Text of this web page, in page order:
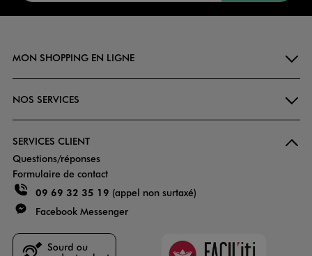
MON SHOPPING EN LIGNE
NOS SERVICES
SERVICES CLIENT
Questions/réponses
Formulaire de contact
09 69 32 35 19 (appel non surtaxé)
Facebook Messenger
Faciliti